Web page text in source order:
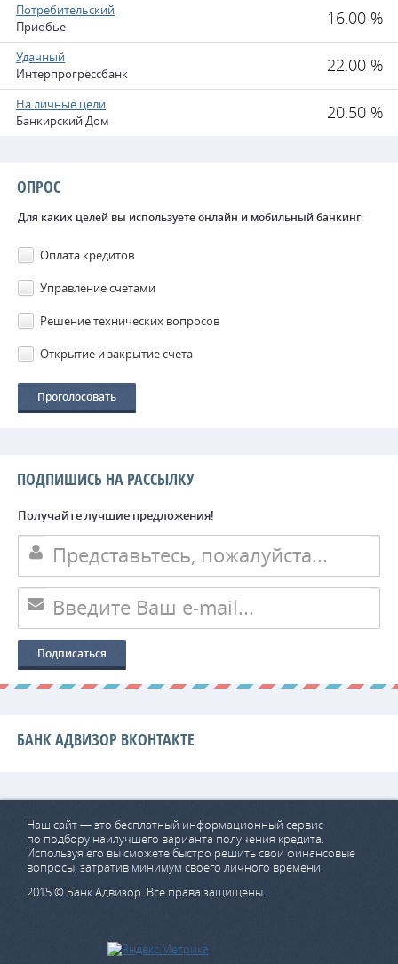
Потребительский
Приобье
16.00 %
Удачный
Интерпрогрессбанк
22.00 %
На личные цели
Банкирский Дом
20.50 %
ОПРОС
Для каких целей вы используете онлайн и мобильный банкинг:
Оплата кредитов
Управление счетами
Решение технических вопросов
Открытие и закрытие счета
ПОДПИШИСЬ НА РАССЫЛКУ
Получайте лучшие предложения!
БАНК АДВИЗОР ВКОНТАКТЕ
Наш сайт — это бесплатный информационный сервис
по подбору наилучшего варианта получения кредита.
Используя его вы сможете быстро решить свои финансовые
вопросы, затратив минимум своего личного времени.
2015 © Банк Адвизор. Все права защищены.